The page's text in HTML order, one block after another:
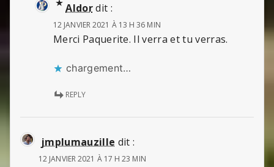
Aldordit :
12 JANVIER 2021 À 13 H 36 MIN
Merci Paquerite. Il verra et tu verras.
chargement…
REPLY
jmplumauzille dit :
12 JANVIER 2021 À 17 H 23 MIN